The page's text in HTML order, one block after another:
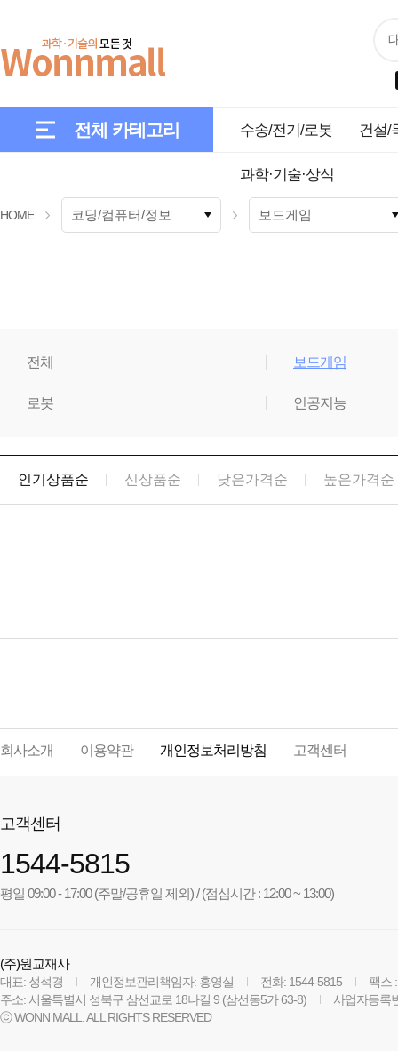
전체 카테고리 수송/전기/로봇 건설/
과학·기술·상식
HOME
전체 보드게임
로봇 인공지능
인기상품순 신상품순 낮은가격순 높은가격순
회사소개 이용약관 개인정보처리방침 고객센터
고객센터
1544-5815
평일 09:00 - 17:00 (주말/공휴일 제외) / (점심시간 : 12:00 ~ 13:00)
(주)원교재사
대표: 성석경 개인정보관리책임자: 홍영실 전화: 1544-5815
팩스
주소: 서울특별시 성북구 삼선교로 18나길 9 (삼선동5가 63-8)
사업자등록
ⓒ WONN MALL. ALL RIGHTS RESERVED